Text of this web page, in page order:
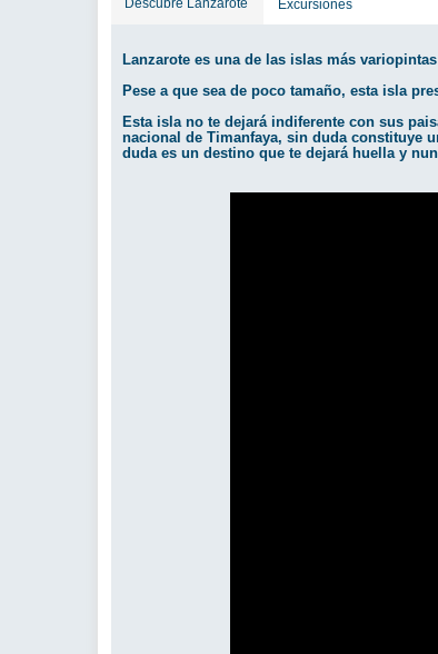
Descubre Lanzarote Excursiones
Lanzarote es una de las islas más
Pese a que sea de poco tamaño, esta isla
Esta isla no te dejará indiferente con sus
nacional de Timanfaya, sin duda constituye
duda es un destino que te dejará huella y